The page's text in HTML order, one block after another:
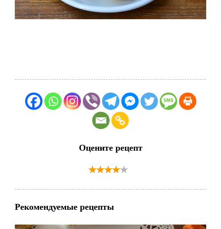
Оцените рецепт
Рекомендуемые рецепты